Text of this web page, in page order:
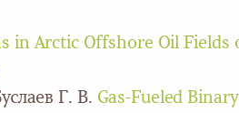
in Arctic Offshore Oil Fields
Г. В. Gas-Fueled